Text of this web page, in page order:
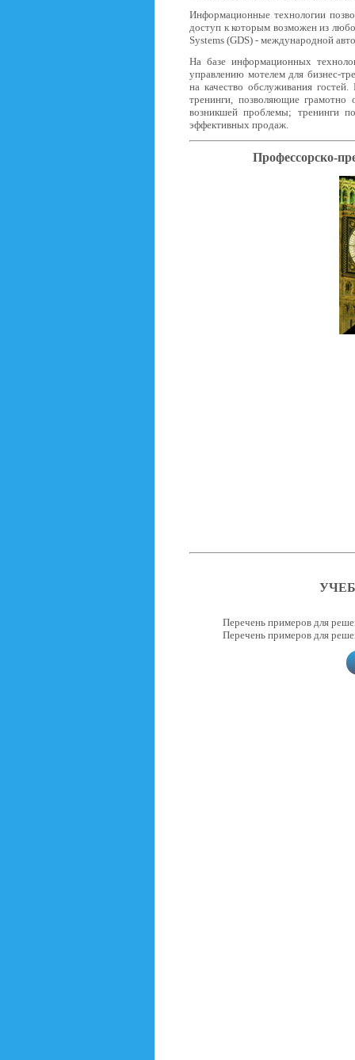
Информационные технологии
доступ к которым возможен из
Systems (GDS) - международной
На базе информационных
управлению мотелем для бизнес-
на качество обслуживания
тренинги, позволяющие грамотно
возникшей проблемы; тренинги
эффективных продаж.
Профессорско-
Перечень примеров для
Перечень примеров для